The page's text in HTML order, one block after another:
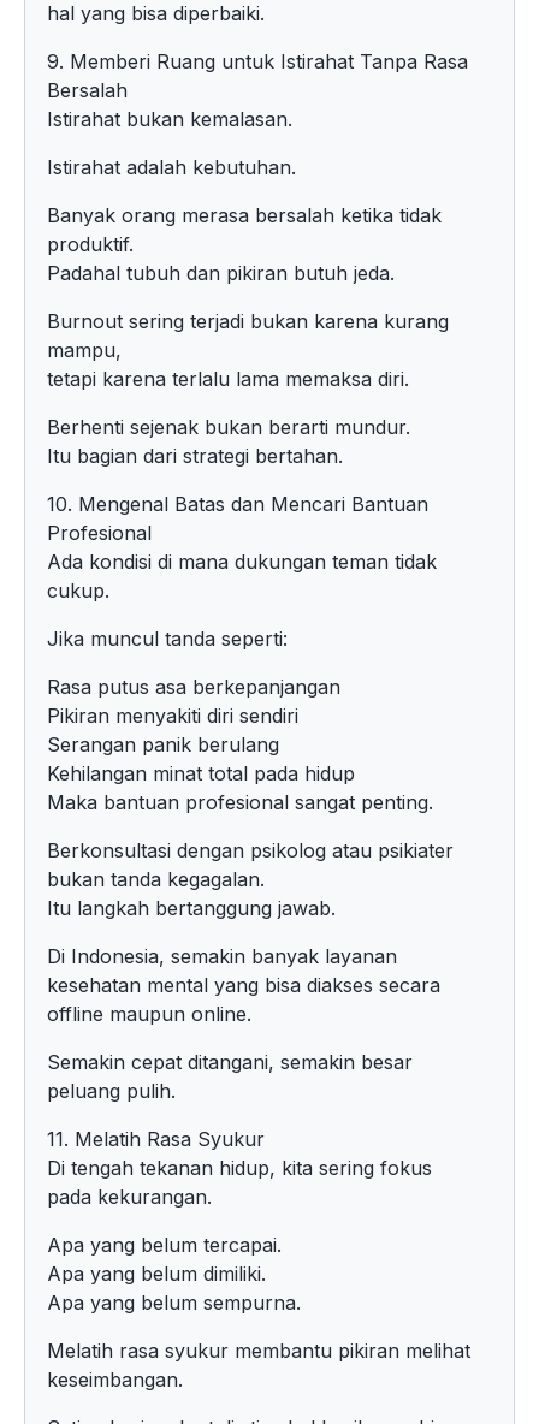
hal yang bisa diperbaiki.
9. Memberi Ruang untuk Istirahat Tanpa Rasa
Bersalah
Istirahat bukan kemalasan.
Istirahat adalah kebutuhan.
Banyak orang merasa bersalah ketika tidak
produktif.
Padahal tubuh dan pikiran butuh jeda.
Burnout sering terjadi bukan karena kurang
mampu,
tetapi karena terlalu lama memaksa diri.
Berhenti sejenak bukan berarti mundur.
Itu bagian dari strategi bertahan.
10. Mengenal Batas dan Mencari Bantuan
Profesional
Ada kondisi di mana dukungan teman tidak
cukup.
Jika muncul tanda seperti:
Rasa putus asa berkepanjangan
Pikiran menyakiti diri sendiri
Serangan panik berulang
Kehilangan minat total pada hidup
Maka bantuan profesional sangat penting.
Berkonsultasi dengan psikolog atau psikiater
bukan tanda kegagalan.
Itu langkah bertanggung jawab.
Di Indonesia, semakin banyak layanan
kesehatan mental yang bisa diakses secara
offline maupun online.
Semakin cepat ditangani, semakin besar
peluang pulih.
11. Melatih Rasa Syukur
Di tengah tekanan hidup, kita sering fokus
pada kekurangan.
Apa yang belum tercapai.
Apa yang belum dimiliki.
Apa yang belum sempurna.
Melatih rasa syukur membantu pikiran melihat
keseimbangan.